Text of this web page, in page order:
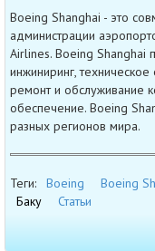
Boeing Shanghai - это
администрации
Airlines. Boeing Shanghai
инжиниринг,
ремонт и обслуживание
обеспечение. Boeing
разных регионов мира.
Теги: Boeing Boeing
Баку
Статьи